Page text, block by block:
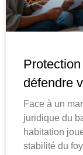
défendre
Face à un
juridique du
habitation
stabilité du